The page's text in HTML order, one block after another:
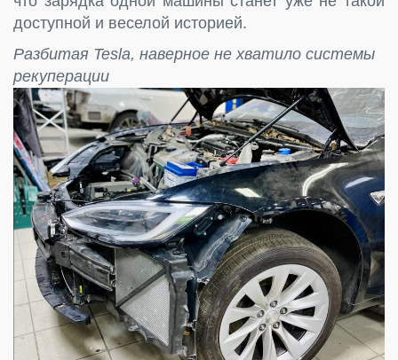
доступной и веселой историей.
Разбитая Tesla, наверное не хватило системы
рекуперации